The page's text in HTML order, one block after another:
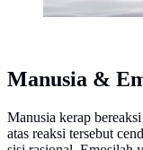
Manusia &
Manusia kerap
atas reaksi tersebut